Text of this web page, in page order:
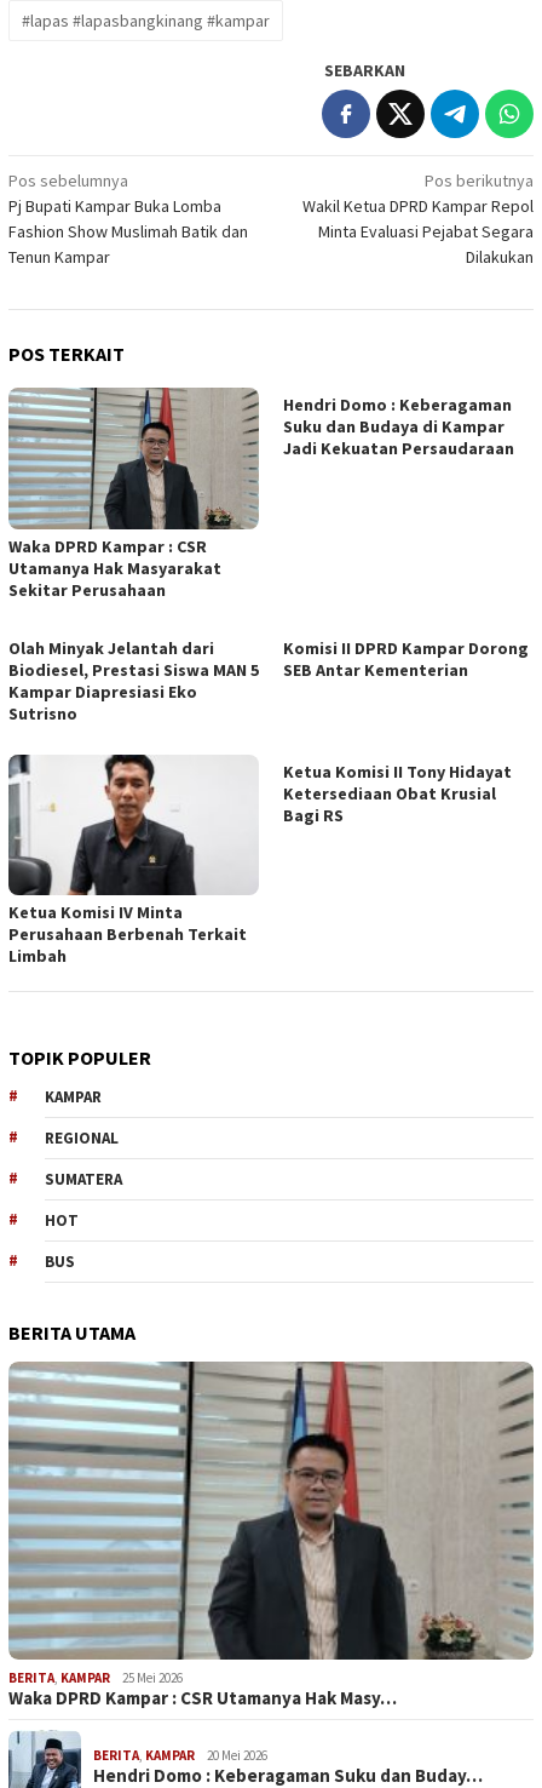
#lapas #lapasbangkinang #kampar
SEBARKAN
Navigasi
pos
Pos sebelumnya
Pj Bupati Kampar Buka Lomba
Fashion Show Muslimah Batik dan
Tenun Kampar
Pos berikutnya
Wakil Ketua DPRD Kampar Repol
Minta Evaluasi Pejabat Segara
Dilakukan
POS TERKAIT
Waka DPRD Kampar : CSR
Utamanya Hak Masyarakat
Sekitar Perusahaan
Hendri Domo : Keberagaman
Suku dan Budaya di Kampar
Jadi Kekuatan Persaudaraan
Olah Minyak Jelantah dari
Biodiesel, Prestasi Siswa MAN 5
Kampar Diapresiasi Eko
Sutrisno
Komisi II DPRD Kampar Dorong
SEB Antar Kementerian
Ketua Komisi IV Minta
Perusahaan Berbenah Terkait
Limbah
Ketua Komisi II Tony Hidayat
Ketersediaan Obat Krusial
Bagi RS
TOPIK POPULER
KAMPAR
REGIONAL
SUMATERA
HOT
BUS
BERITA UTAMA
BERITA, KAMPAR 25 Mei 2026
Waka DPRD Kampar : CSR Utamanya Hak Masy…
BERITA, KAMPAR 20 Mei 2026
Hendri Domo : Keberagaman Suku dan Buday…